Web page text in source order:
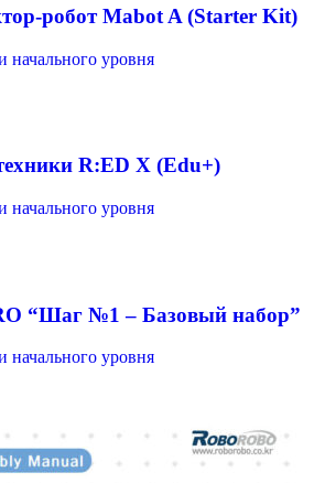
робот Mabot A (Starter Kit)
начального уровня
R:ED X (Edu+)
начального уровня
“Шаг №1 – Базовый набор”
начального уровня